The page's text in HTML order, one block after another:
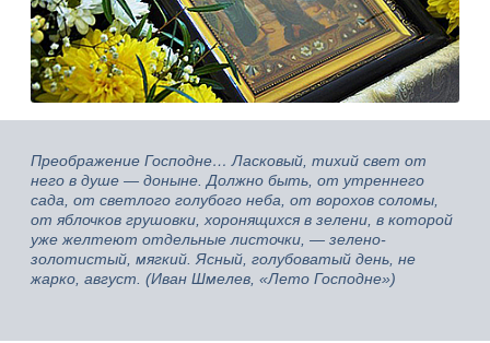
Преображение Господне… Ласковый, тихий свет от
него в душе — доныне. Должно быть, от утреннего
сада, от светлого голубого неба, от ворохов соломы,
от яблочков грушовки, хоронящихся в зелени, в которой
уже желтеют отдельные листочки, — зелено-
золотистый, мягкий. Ясный, голубоватый день, не
жарко, август. (Иван Шмелев, «Лето Господне»)